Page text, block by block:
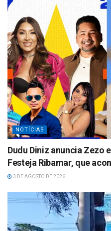
NOTÍCIAS
Dudu Diniz anuncia Zezo
Festeja Ribamar, que
3 DE AGOSTO DE 2026